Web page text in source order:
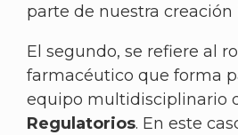
parte de nuestra creación
El segundo, se refiere al
farmacéutico que forma
equipo multidisciplinario
Regulatorios. En este